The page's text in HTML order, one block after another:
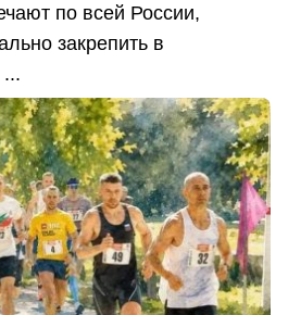
по всей России,
закрепить в
...